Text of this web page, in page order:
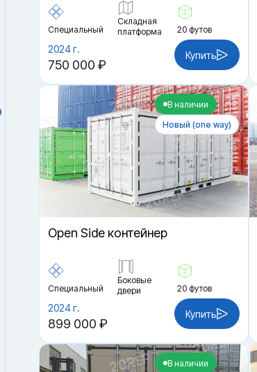
Специальный
Складная
платформа
20 футов
2024 г.
750 000 ₽
Купить
В наличии
Новый (one way)
Open Side контейнер
Специальный
Боковые
двери
20 футов
2024 г.
899 000 ₽
Купить
В наличии